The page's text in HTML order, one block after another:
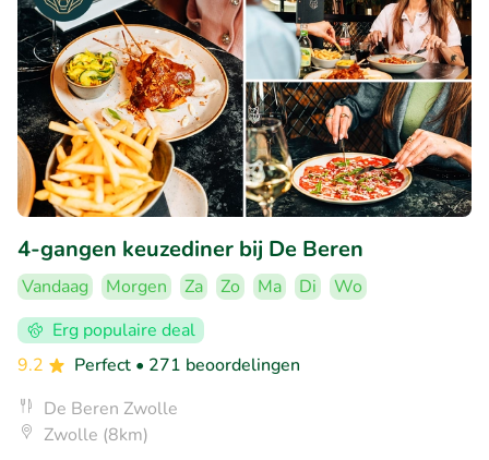
4-gangen keuzediner bij De Beren
Vandaag Morgen Za Zo Ma Di
Wo
Erg populaire deal
9.2
Perfect • 271 beoordelingen
De Beren Zwolle
Zwolle (8km)